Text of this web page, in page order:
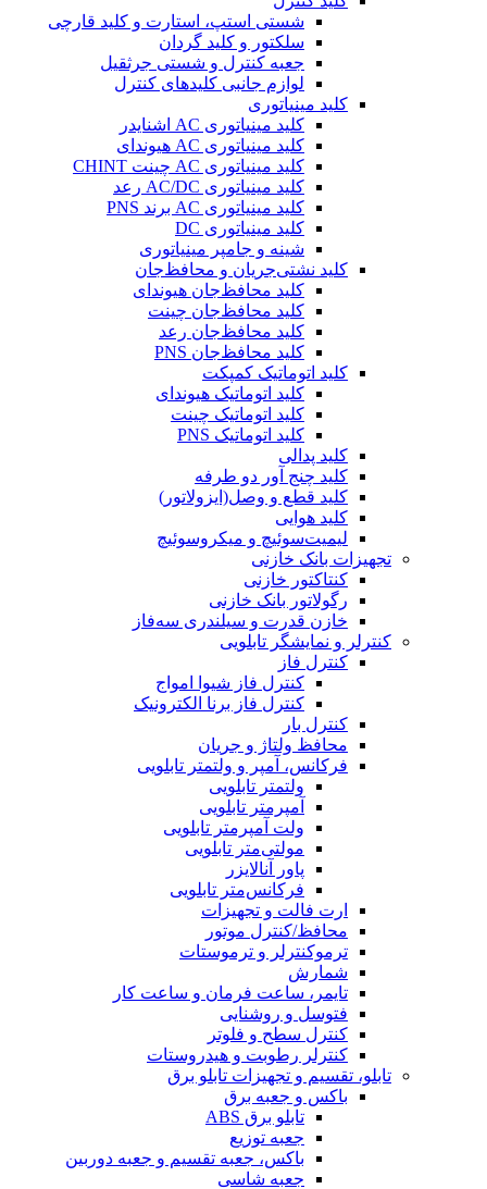
شستی استپ، استارت و کلید قارچی
سلکتور و کلید گردان
جعبه کنترل و شستی جرثقیل
لوازم جانبی کلیدهای کنترل
کلید مینیاتوری
کلید مینیاتوری AC اشنایدر
کلید مینیاتوری AC هیوندای
کلید مینیاتوری AC چینت CHINT
کلید مینیاتوری AC/DC رعد
کلید مینیاتوری AC برند PNS
کلید مینیاتوری DC
شینه و جامپر مینیاتوری
کلید نشتی‌جریان و محافظ‌جان
کلید محافظ‌جان هیوندای
کلید محافظ‌جان چینت
کلید محافظ‌جان رعد
کلید محافظ‌جان PNS
کلید اتوماتیک کمپکت
کلید اتوماتیک هیوندای
کلید اتوماتیک چینت
کلید اتوماتیک PNS
کلید پدالی
کلید چنج آور دو طرفه
کلید قطع و وصل(ایزولاتور)
کلید هوایی
لیمیت‌سوئیچ و میکروسوئیچ
تجهیزات بانک خازنی
کنتاکتور خازنی
رگولاتور بانک خازنی
خازن قدرت و سیلندری سه‌فاز
کنترلر و نمایشگر تابلویی
کنترل فاز
کنترل فاز شیوا امواج
کنترل فاز برنا الکترونیک
کنترل بار
محافظ ولتاژ و جریان
فرکانس، آمپر و ولتمتر تابلویی
ولتمتر تابلویی
آمپرمتر تابلویی
ولت آمپرمتر تابلویی
مولتی‌متر تابلویی
پاور آنالایزر
فرکانس‌متر تابلویی
ارت فالت و تجهیزات
محافظ/کنترل موتور
ترموکنترلر و ترموستات
شمارش
تایمر، ساعت فرمان و ساعت کار
فتوسل و روشنایی
کنترل سطح و فلوتر
کنترلر رطوبت و هیدروستات
تابلو، تقسیم و تجهیزات تابلو برق
باکس و جعبه برق
تابلو برق ABS
جعبه توزیع
باکس، جعبه تقسیم و جعبه دوربین
جعبه شاسی